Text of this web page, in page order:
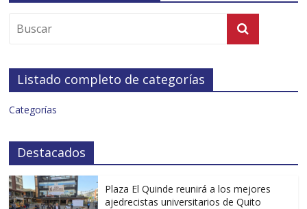
Listado completo de categorías
Categorías
Destacados
Plaza El Quinde reunirá a los mejores
ajedrecistas universitarios de Quito